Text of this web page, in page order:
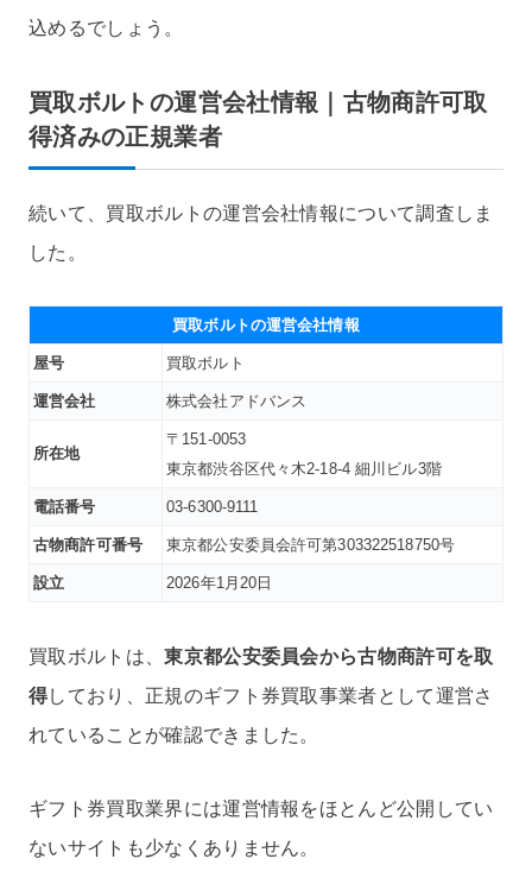
込めるでしょう。
買取ボルトの運営会社情報｜古物商許可取
得済みの正規業者
続いて、買取ボルトの運営会社情報について調査しま
した。
買取ボルトの運営会社情報
屋号 買取ボルト
運営会社 株式会社アドバンス
所在地
〒151-0053
東京都渋谷区代々木2-18-4 細川ビル3階
電話番号 03-6300-9111
古物商許可番号 東京都公安委員会許可第303322518750号
設立 2026年1月20日
買取ボルトは、東京都公安委員会から古物商許可を取
得しており、正規のギフト券買取事業者として運営さ
れていることが確認できました 。
ギフト券買取業界には運営情報をほとんど公開してい
ないサイトも少なくありません。